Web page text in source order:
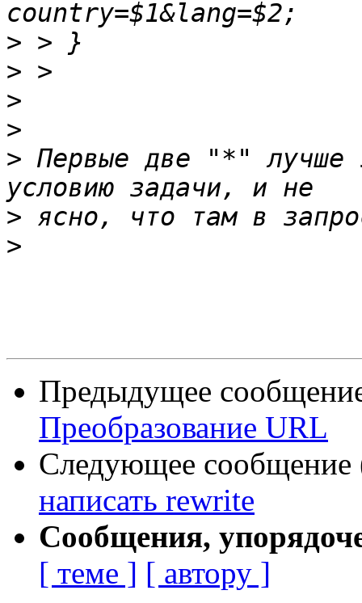
>
>
>
>
> Первые две "*"
>
>
Предыдущее
Преобразование URL
Следующее сообщение
написать rewrite
Сообщения,
[ теме ] [ автору ]